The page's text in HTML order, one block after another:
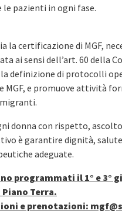
le pazienti in ogni fase.
la certificazione di MGF,
ai sensi dell’art. 60 della
definizione di protocolli
MGF, e promuove attività
donna con rispetto,
è garantire dignità,
adeguate.
programmati il 1° e 3°
Terra.
e prenotazioni: